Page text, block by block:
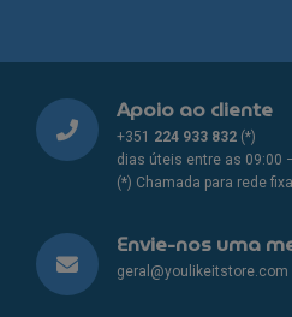
Apoio ao cliente
+351 224 933 832 (*)
dias úteis entre as 09:00
(*) Chamada para rede
Envie-nos uma
geral@youlikeitstore.com